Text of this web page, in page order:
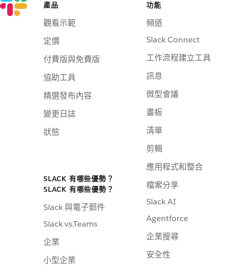
產品
觀看示範
定價
付費版與免費版
協助工具
精選發布內容
變更日誌
狀態
SLACK 有哪些優勢？
SLACK 有哪些優勢？
Slack 與電子郵件
Slack vs.Teams
企業
小型企業
功能
頻道
Slack Connect
工作流程建立工具
訊息
微型會議
畫板
清單
剪輯
應用程式和整合
檔案分享
Slack AI
Agentforce
企業搜尋
安全性